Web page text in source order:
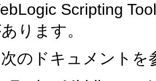
Scripting
ります。
のドキュメントを